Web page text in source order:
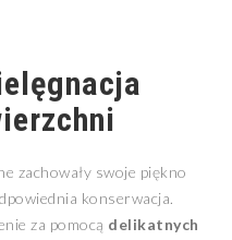
zachowały swoje piękno
konserwacja.
za pomocą delikatnych